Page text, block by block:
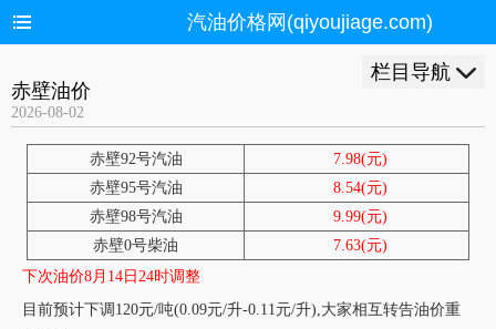
汽油价格网(qiyoujiage.com)
栏目导航
赤壁油价
2026-08-02
赤壁92号汽油
7.98(元)
赤壁95号汽油
8.54(元)
赤壁98号汽油
9.99(元)
赤壁0号柴油
7.63(元)
下次油价8月14日24时调整
目前预计下调120元/吨(0.09元/升-0.11元/升),大家相互转告油价重